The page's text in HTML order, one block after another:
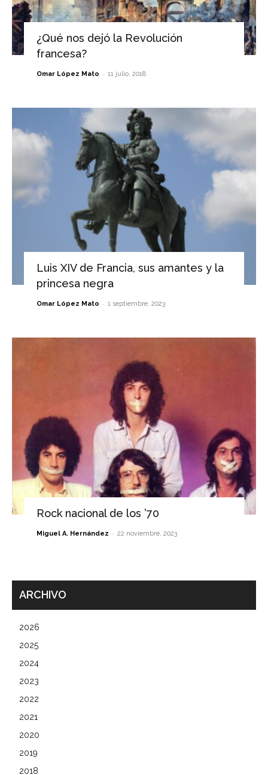
¿Qué nos dejó la Revolución
francesa?
Omar López Mato - 11 julio, 2018
Luis XIV de Francia, sus amantes y la
princesa negra
Omar López Mato - 1 septiembre, 2023
Rock nacional de los ’70
Miguel A. Hernández - 22 noviembre, 2023
ARCHIVO
2026
2025
2024
2023
2022
2021
2020
2019
2018